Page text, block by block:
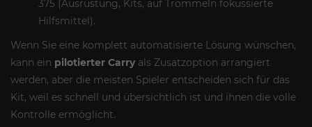
375 (Ausrüstung, Kits, auf Trommeln fokussierte
Hilfsmittel).
Wenn Sie eine komplett automatisierte Lösung wünschen,
kann ein pilotierter Carryals Zusatzoption arrangiert
werden, aber die meisten Spieler entscheiden sich für das
Kit, weil es schnell und übersichtlich ist und ihnen die volle
Kontrolle ermöglicht.